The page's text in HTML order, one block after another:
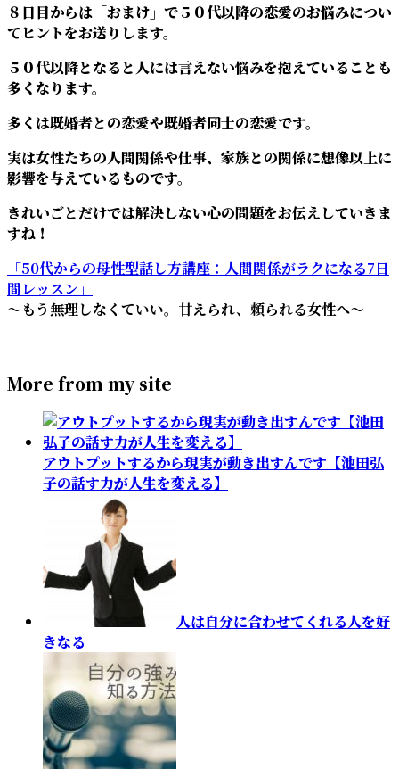
８日目からは「おまけ」で５０代以降の恋愛のお悩みについ
てヒントをお送りします。
５０代以降となると人には言えない悩みを抱えていることも
多くなります。
多くは既婚者との恋愛や既婚者同士の恋愛です。
実は女性たちの人間関係や仕事、家族との関係に想像以上に
影響を与えているものです。
きれいごとだけでは解決しない心の問題をお伝えしていきま
すね！
「50代からの母性型話し方講座：人間関係がラクになる7日
間レッスン」
～もう無理しなくていい。甘えられ、頼られる女性へ～
More from my site
アウトプットするから現実が動き出すんです【池田弘
子の話す力が人生を変える】
人は自分に合わせてくれる人を好
きなる